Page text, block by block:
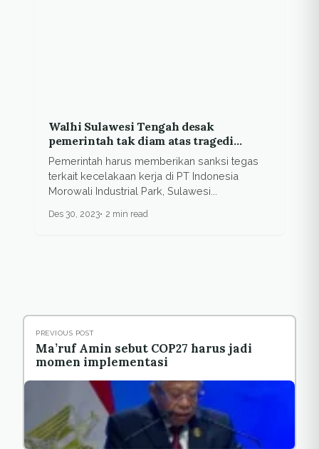
Walhi Sulawesi Tengah desak
pemerintah tak diam atas tragedi
Morowali
Pemerintah harus memberikan sanksi tegas
terkait kecelakaan kerja di PT Indonesia
Morowali Industrial Park, Sulawesi...
Des 30, 2023 2 min read
PREVIOUS POST
Ma’ruf Amin sebut COP27 harus jadi
momen implementasi